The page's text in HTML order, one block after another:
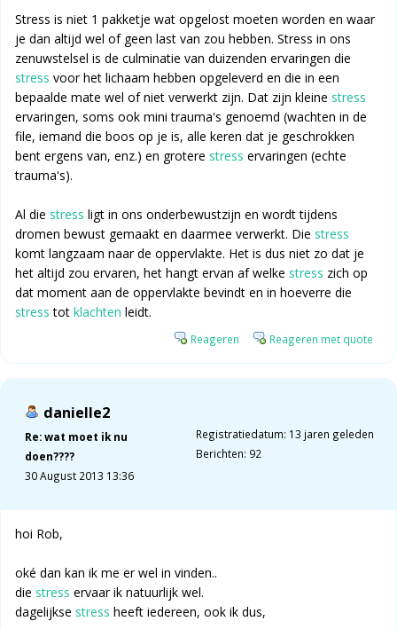
Stress is niet 1 pakketje wat opgelost moeten worden en waar
je dan altijd wel of geen last van zou hebben. Stress in ons
zenuwstelsel is de culminatie van duizenden ervaringen die
stress voor het lichaam hebben opgeleverd en die in een
bepaalde mate wel of niet verwerkt zijn. Dat zijn kleine stress
ervaringen, soms ook mini trauma's genoemd (wachten in de
file, iemand die boos op je is, alle keren dat je geschrokken
bent ergens van, enz.) en grotere stress ervaringen (echte
trauma's).
Al die stress ligt in ons onderbewustzijn en wordt tijdens
dromen bewust gemaakt en daarmee verwerkt. Die stress
komt langzaam naar de oppervlakte. Het is dus niet zo dat je
het altijd zou ervaren, het hangt ervan af welke stress zich op
dat moment aan de oppervlakte bevindt en in hoeverre die
stress tot klachten leidt.
Reageren Reageren met quote
danielle2
Re: wat moet ik nu
doen????
30 August 2013 13:36
Registratiedatum: 13 jaren geleden
Berichten: 92
hoi Rob,
oké dan kan ik me er wel in vinden..
die stress ervaar ik natuurlijk wel.
dagelijkse stress heeft iedereen, ook ik dus,